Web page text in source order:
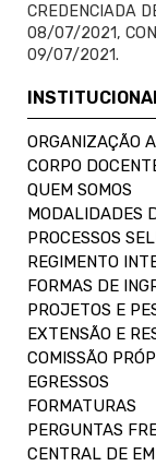
CREDENCIADA
08/07/2021,
09/07/2021.
ORGANIZAÇÃO
CORPO
QUEM SOMOS
MODALIDADES
PROCESSOS
REGIMENTO
FORMAS DE
PROJETOS E
EXTENSÃO E
COMISSÃO
EGRESSOS
FORMATURAS
PERGUNTAS
CENTRAL DE